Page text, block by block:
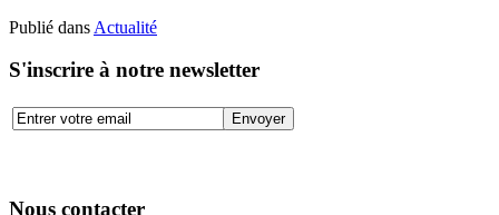
Publié dans Actualité
S'inscrire à notre newsletter
Nous contacter